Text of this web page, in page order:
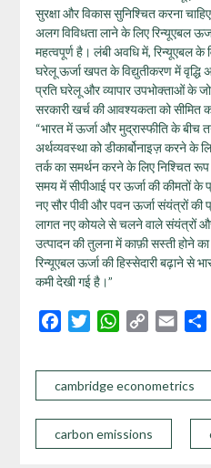
सुरक्षा और विकास सुनिश्चित करना
अलग विविधता लाने के लिए रिन्यूएबल
महत्वपूर्ण है। लंबी अवधि में, रिन्यूएबल
घरेलू ऊर्जा खपत के विद्युतीकरण में वृद्धि
प्रति घरेलू और व्यापार उपभोक्ताओं के
सरकारी खर्च की आवश्यकता को सीमित
“भारत में ऊर्जा और मुद्रास्फीति के बीच
अर्थव्यवस्था को डीकार्बोनाइज़ करने के
तर्क का समर्थन करने के लिए निश्चित
समय में सीपीआई पर ऊर्जा की कीमतों
नए सौर पीवी और पवन ऊर्जा संयंत्रों
लागत नए कोयले से चलने वाले संयंत्रों
उत्पादन की तुलना में काफ़ी सस्ती होने
रिन्यूएबल ऊर्जा की हिस्सेदारी बढ़ाने से
कमी देखी गई है।”
FacebookTwitterWhatsApp
Copy
Email
cambridge econometrics
carbon emissions